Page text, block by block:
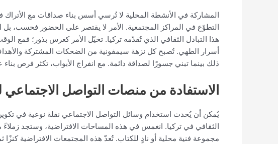
المشاركة في الأنشطة المحلية لا تُرسي أسس بناء صداقات مع
التطوّع في المراكز المجتمعية. الأمر لا يقتصر على الحضور فحسب،
هذا التبادل الثقافي الذي تُقدّمه تركيا. تخيّل الأمر كغرس بذور؛ فمع
أسرار الطهي. تُصبح كل نزهة سيمفونية من الضحكات المشتركة
ذلك بينما تبني جسورًا لصداقة دائمة. مع انفراج الأبواب، تكثر فرص
الاستفادة من منصات التواصل
يُمكن أن يُحدث استخدام وسائل التواصل الاجتماعي نقلة نوعية في
الثقافي في تركيا. انغمس في هذه المساحات الافتراضية، وستجد
مجموعة فنية محلية أو نادٍ للكتاب. تُعدّ هذه المجتمعات الافتراضية